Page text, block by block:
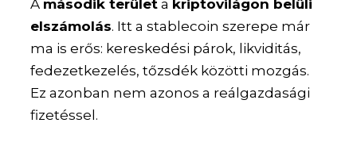
A második terület a kriptovilágon belüli
elszámolás. Itt a stablecoin szerepe már
ma is erős: kereskedési párok, likviditás,
fedezetkezelés, tőzsdék közötti mozgás.
Ez azonban nem azonos a reálgazdasági
fizetéssel.